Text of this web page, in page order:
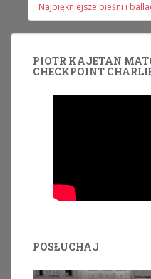
Najpiękniejsze pieśni i
PIOTR KAJETAN
CHECKPOINT
POSŁUCHAJ
Odtwarzacz